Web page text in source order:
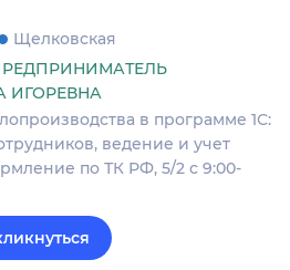
Щелковская
ИГОРЕВНА
в программе 1С:
ведение и учет
по ТК РФ, 5/2 с 9:00-